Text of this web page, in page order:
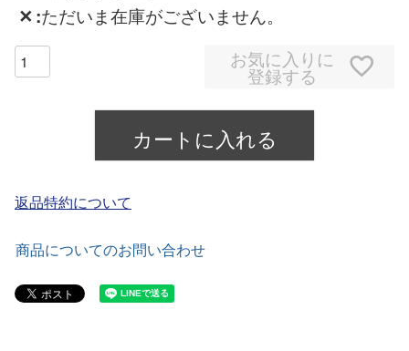
✕ ただいま在庫がございません。
お気に入りに
登録する
カートに入れる
返品特約について
商品についてのお問い合わせ